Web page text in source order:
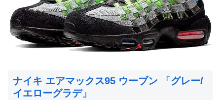
ナイキ エアマックス95 ウーブン 「グレー/
イエローグラデ」